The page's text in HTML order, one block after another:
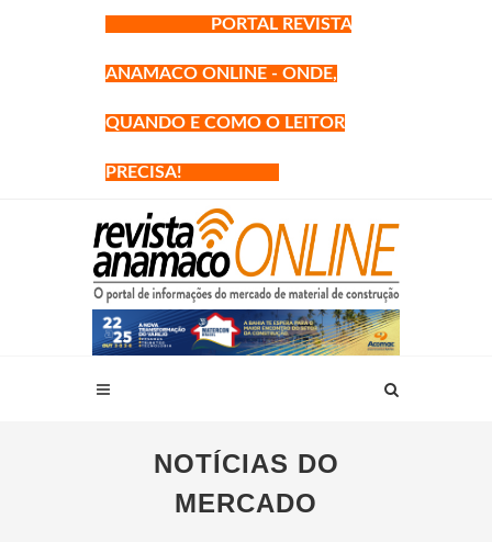
PORTAL REVISTA
ANAMACO ONLINE - ONDE,
QUANDO E COMO O LEITOR
PRECISA!
NOTÍCIAS DO
MERCADO